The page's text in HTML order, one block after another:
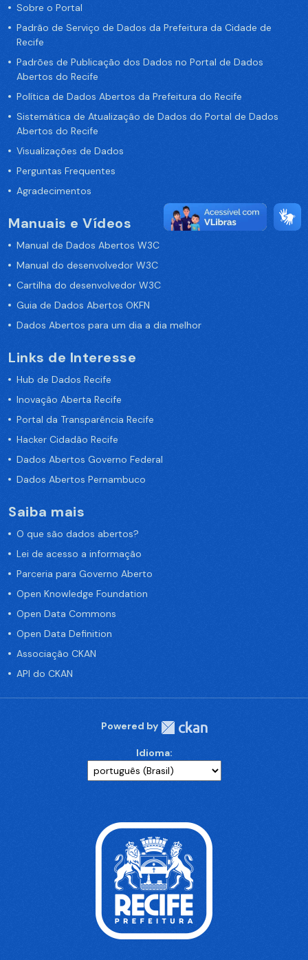
Sobre o Portal
Padrão de Serviço de Dados da Prefeitura da Cidade de
Recife
Padrões de Publicação dos Dados no Portal de Dados
Abertos do Recife
Política de Dados Abertos da Prefeitura do Recife
Sistemática de Atualização de Dados do Portal de Dados
Abertos do Recife
Visualizações de Dados
Perguntas Frequentes
Agradecimentos
Manuais e Vídeos
Manual de Dados Abertos W3C
Manual do desenvolvedor W3C
Cartilha do desenvolvedor W3C
Guia de Dados Abertos OKFN
Dados Abertos para um dia a dia melhor
Links de Interesse
Hub de Dados Recife
Inovação Aberta Recife
Portal da Transparência Recife
Hacker Cidadão Recife
Dados Abertos Governo Federal
Dados Abertos Pernambuco
Saiba mais
O que são dados abertos?
Lei de acesso a informação
Parceria para Governo Aberto
Open Knowledge Foundation
Open Data Commons
Open Data Definition
Associação CKAN
API do CKAN
Powered by
Idioma